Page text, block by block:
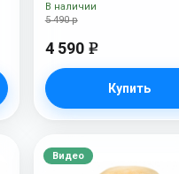
5 490 р
4 590 e
Купить
В наличии
Видео